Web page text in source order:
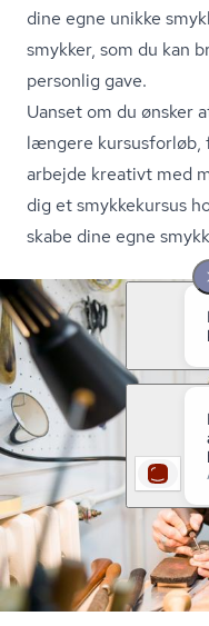
dine egne unikke
smykker, som du kan
personlig gave.
Uanset om du ønsker
længere kursusforløb,
arbejde kreativt med
dig et smykkekursus
skabe dine egne